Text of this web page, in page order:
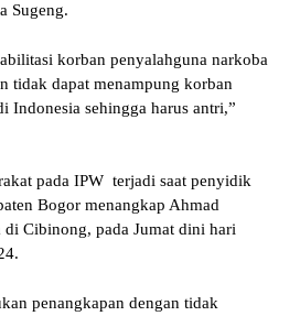
Sugeng.
korban penyalahguna narkoba
tidak dapat menampung korban
Indonesia sehingga harus antri,”
pada IPW terjadi saat penyidik
Bogor menangkap Ahmad
Cibinong, pada Jumat dini hari
penangkapan dengan tidak